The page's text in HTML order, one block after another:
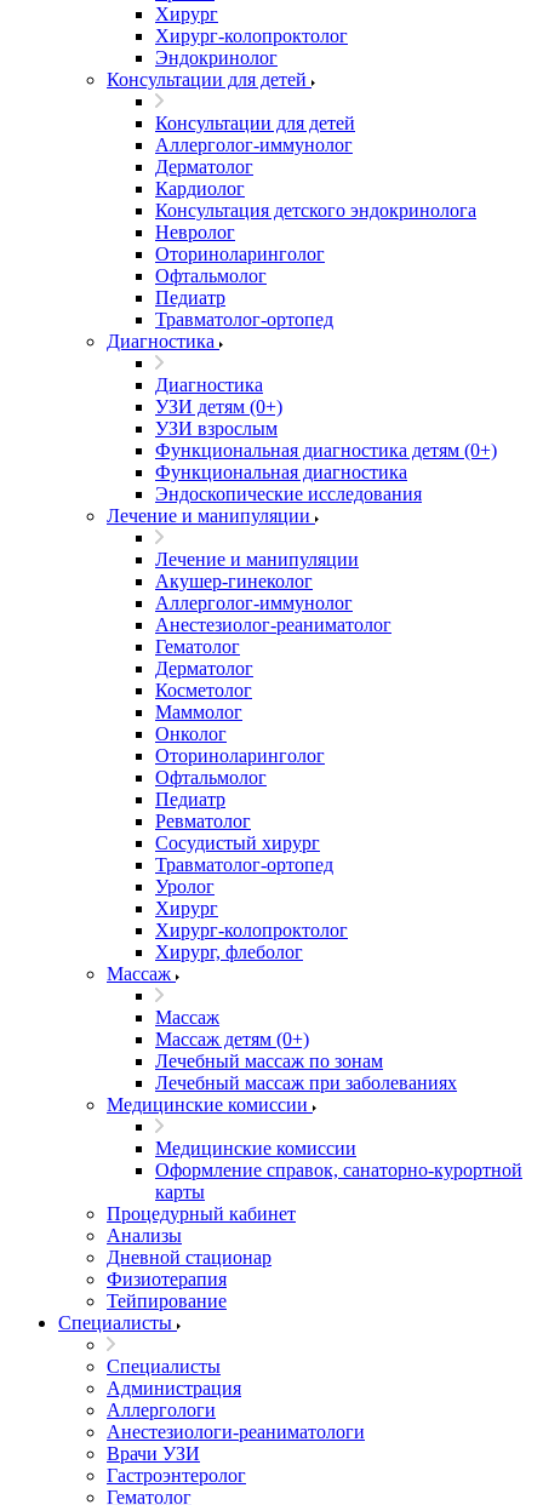
Хирург
Хирург-колопроктолог
Эндокринолог
Консультации для детей
Консультации для детей
Аллерголог-иммунолог
Дерматолог
Кардиолог
Консультация детского эндокринолога
Невролог
Оториноларинголог
Офтальмолог
Педиатр
Травматолог-ортопед
Диагностика
Диагностика
УЗИ детям (0+)
УЗИ взрослым
Функциональная диагностика детям (0+)
Функциональная диагностика
Эндоскопические исследования
Лечение и манипуляции
Лечение и манипуляции
Акушер-гинеколог
Аллерголог-иммунолог
Анестезиолог-реаниматолог
Гематолог
Дерматолог
Косметолог
Маммолог
Онколог
Оториноларинголог
Офтальмолог
Педиатр
Ревматолог
Сосудистый хирург
Травматолог-ортопед
Уролог
Хирург
Хирург-колопроктолог
Хирург, флеболог
Массаж
Массаж
Массаж детям (0+)
Лечебный массаж по зонам
Лечебный массаж при заболеваниях
Медицинские комиссии
Медицинские комиссии
Оформление справок, санаторно-курортной
карты
Процедурный кабинет
Анализы
Дневной стационар
Физиотерапия
Тейпирование
Специалисты
Специалисты
Администрация
Аллергологи
Анестезиологи-реаниматологи
Врачи УЗИ
Гастроэнтеролог
Гематолог